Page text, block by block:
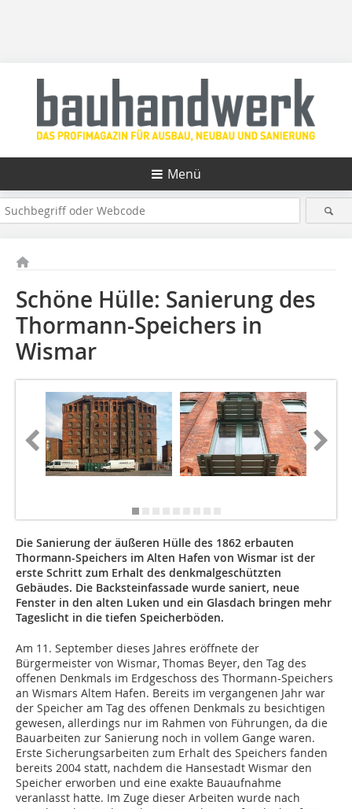
Menü
Schöne Hülle: Sanierung des
Thormann-Speichers in
Wismar
Die Sanierung der äußeren Hülle des 1862 erbauten
Thormann-Speichers im Alten Hafen von Wismar ist der
erste Schritt zum Erhalt des denkmalgeschützten
Gebäudes. Die Backsteinfassade wurde saniert, neue
Fenster in den alten Luken und ein Glasdach bringen mehr
Tageslicht in die tiefen Speicherböden.
Am 11. September dieses Jahres eröffnete der
Bürgermeister von Wismar, Thomas Beyer, den Tag des
offenen Denkmals im Erdgeschoss des Thormann-Speichers
an Wismars Altem Hafen. Bereits im vergangenen Jahr war
der Speicher am Tag des offenen Denkmals zu besichtigen
gewesen, allerdings nur im Rahmen von Führungen, da die
Bauarbeiten zur Sanierung noch in vollem Gange waren.
Erste Sicherungsarbeiten zum Erhalt des Speichers fanden
bereits 2004 statt, nachdem die Hansestadt Wismar den
Speicher erworben und eine exakte Bauaufnahme
veranlasst hatte. Im Zuge dieser Arbeiten wurde nach